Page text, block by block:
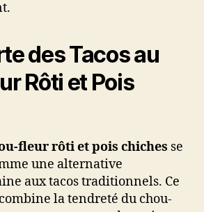
des Tacos au
Rôti et Pois
fleur rôti et pois chiches se
une alternative
aux tacos traditionnels. Ce
la tendreté du chou-